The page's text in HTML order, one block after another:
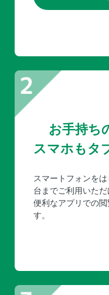
お手持ち
スマホもタ
スマートフォンを
台までご利用いただ
便利なアプリでの
す。